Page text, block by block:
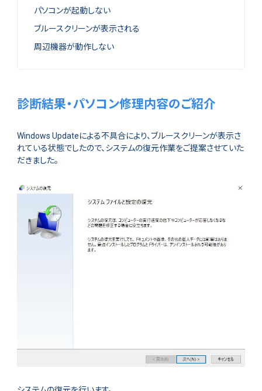
パソコンが起動しない
ブルースクリーンが表示される
周辺機器が動作しない
診断結果・パソコン修理内容のご紹介
Windows Updateによる不具合により、ブルースクリーンが表示さ
れている状態でしたので、システムの復元作業をご提案させていた
だきました。